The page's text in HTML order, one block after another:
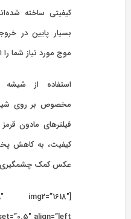
کیفیتی ساخته
بسیار پایین در
موج مورد نیاز شما
استفاده از
مخصوص بر روی
کیفیت، به کاهش
عکس کمک چشمگیری
img2=”1618″